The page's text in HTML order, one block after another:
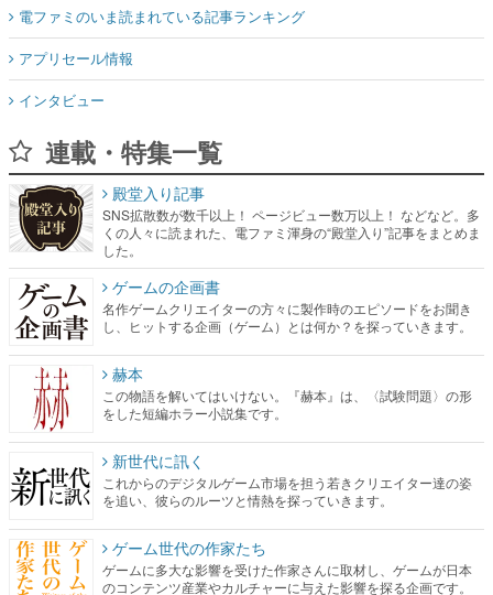
電ファミのいま読まれている記事ランキング
アプリセール情報
インタビュー
連載・特集一覧
殿堂入り記事
SNS拡散数が数千以上！ ページビュー数万以上！ などなど。多
くの人々に読まれた、電ファミ渾身の“殿堂入り”記事をまとめま
した。
ゲームの企画書
名作ゲームクリエイターの方々に製作時のエピソードをお聞き
し、ヒットする企画（ゲーム）とは何か？を探っていきます。
赫本
この物語を解いてはいけない。『赫本』は、〈試験問題〉の形
をした短編ホラー小説集です。
新世代に訊く
これからのデジタルゲーム市場を担う若きクリエイター達の姿
を追い、彼らのルーツと情熱を探っていきます。
ゲーム世代の作家たち
ゲームに多大な影響を受けた作家さんに取材し、ゲームが日本
のコンテンツ産業やカルチャーに与えた影響を探る企画です。